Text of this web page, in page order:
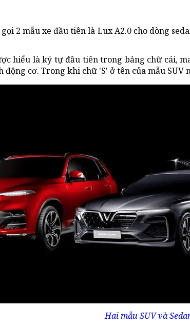
2 mẫu xe đầu tiên là Lux A2.0 cho dòng
hiểu là ký tự đầu tiên trong bảng chữ cái,
cơ. Trong khi chữ 'S' ở tên của mẫu SUV
Hai mẫu SUV và